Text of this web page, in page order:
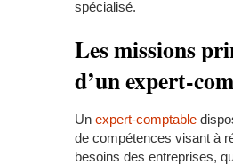
spécialisé.
Les missions
d’un expert-
Un expert-comptable
de compétences visant à
besoins des entreprises,